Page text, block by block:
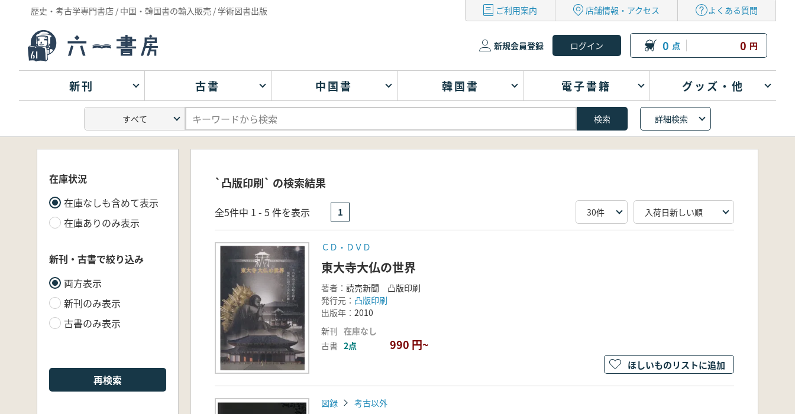
歴史・考古学専門書店 / 中国・韓国書の輸入販売 / 学術図書出版 ご利用案内 店舗情報・アクセス よくある質問
新規会員登録 0 点 0 円
新刊 古書 中国書 韓国書 電子書籍 グッズ・他
詳細検索
在庫状況
在庫なしも含めて表示
在庫ありのみ表示
新刊・古書で絞り込み
両方表示
新刊のみ表示
古書のみ表示
再検索
`凸版印刷` の検索結果
全5件中 1 - 5 件を表示 1
ＣＤ・ＤＶＤ
東大寺大仏の世界
著者： 読売新聞 凸版印刷
発行元： 凸版印刷
出版年： 2010
新刊 在庫なし
古書 2点 990 円~
ほしいものリストに追加
図録 考古以外